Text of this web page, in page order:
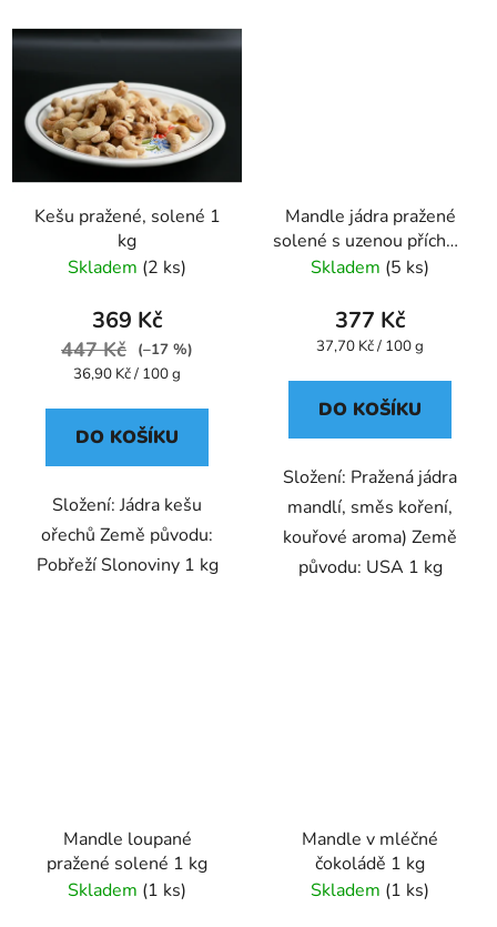
Kešu pražené, solené 1
kg
Skladem (2 ks)
369 Kč
447 Kč
(–17 %)
Měrná
36,90 Kč / 100 g
DO KOŠÍKU
Složení: Jádra kešu
ořechů Země původu:
Pobřeží Slonoviny 1 kg
Mandle jádra pražené
solené s uzenou příchutí
1 kg
Skladem (5 ks)
377 Kč
Měrná
37,70 Kč / 100 g
DO KOŠÍKU
Složení: Pražená jádra
mandlí, směs koření,
kouřové aroma) Země
původu: USA 1 kg
Mandle loupané
pražené solené 1 kg
Skladem (1 ks)
Mandle v mléčné
čokoládě 1 kg
Skladem (1 ks)